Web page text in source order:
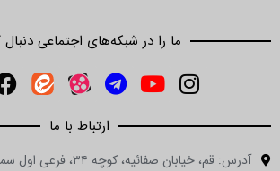
ما را در شبکه‌های اجتماعی دنبال
ارتباط با ما
آدرس: قم، خیابان صفائیه، کوچه ۳۴، فرعی اول سمت چپ، پلاک ۳۳